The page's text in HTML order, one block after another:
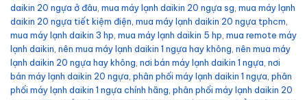
daikin 20 ngựa ở đâu mua máy lạnh daikin 20 ngựa sg mua máy lạnh
daikin 20 ngựa tiết kiệm điện mua máy lạnh daikin 20 ngựa tphcm
mua máy lạnh daikin 3 hp mua máy lạnh daikin 5 hp mua remote máy
lạnh daikin nên mua máy lạnh daikin 1 ngựa hay không nên mua máy
lạnh daikin 20 ngựa hay không nơi bán máy lạnh daikin 1 ngựa nơi
bán máy lạnh daikin 20 ngựa phân phối máy lạnh daikin 1 ngựa phân
phối máy lạnh daikin 1 ngựa chính hãng phân phối máy lạnh daikin 20